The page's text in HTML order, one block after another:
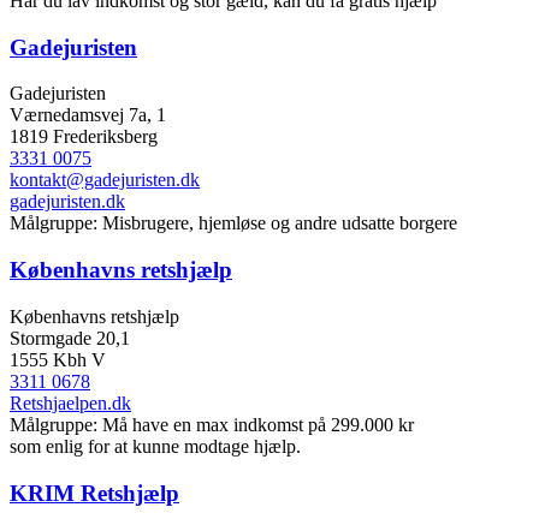
Gadejuristen
Gadejuristen
Værnedamsvej 7a, 1
1819 Frederiksberg
3331 0075
kontakt@gadejuristen.dk
gadejuristen.dk
Målgruppe: Misbrugere, hjemløse og andre udsatte borgere
Københavns retshjælp
Københavns retshjælp
Stormgade 20,1
1555 Kbh V
3311 0678
Retshjaelpen.dk
Målgruppe: Må have en max indkomst på 299.000 kr
som enlig for at kunne modtage hjælp.
KRIM Retshjælp